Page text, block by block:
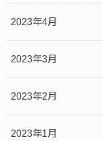
2023年4月
2023年3月
2023年2月
2023年1月